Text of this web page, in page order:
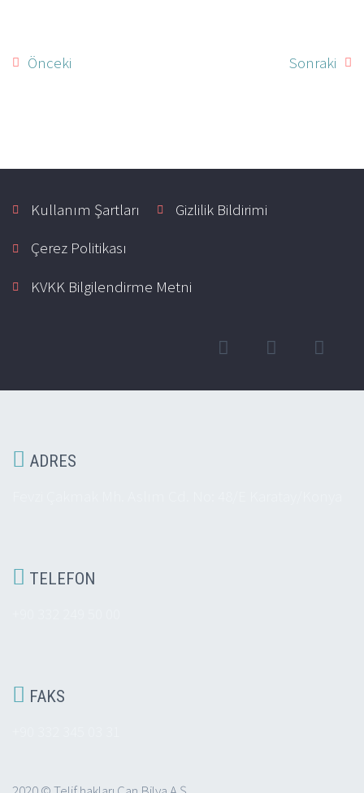
Önceki Sonraki
Kullanım Şartları
Gizlilik Bildirimi
Çerez Politikası
KVKK Bilgilendirme Metni
 ADRES
 TELEFON
 FAKS